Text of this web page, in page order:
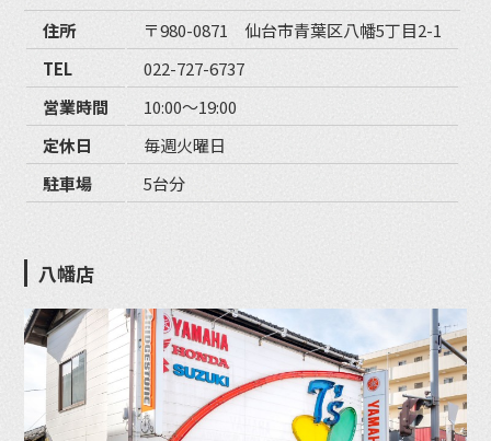
住所
〒980-0871 仙台市青葉区八幡5丁目2-1
TEL
022-727-6737
営業時間
10:00〜19:00
定休日
毎週火曜日
駐車場
5台分
八幡店